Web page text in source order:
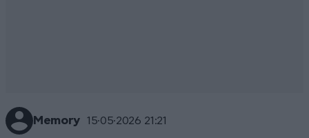
Memory 15·05·2026 21:21